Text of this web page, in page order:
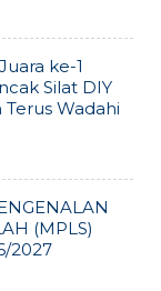
ke-1
Silat DIY
Wadahi
(MPLS)
2027